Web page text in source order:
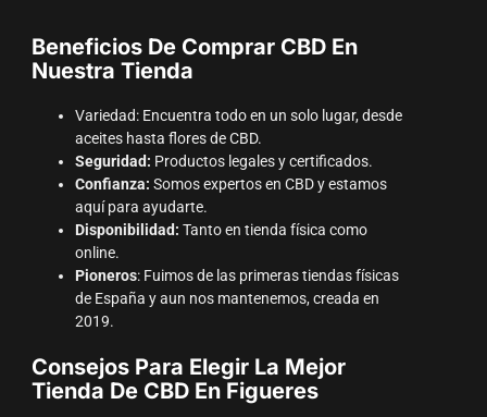
Beneficios De Comprar CBD En
Nuestra Tienda
Variedad: Encuentra todo en un solo lugar, desde
aceites hasta flores de CBD.
Seguridad: Productos legales y certificados.
Confianza: Somos expertos en CBD y estamos
aquí para ayudarte.
Disponibilidad: Tanto en tienda física como
online.
Pioneros: Fuimos de las primeras tiendas físicas
de España y aun nos mantenemos, creada en
2019.
Consejos Para Elegir La Mejor
Tienda De CBD En Figueres